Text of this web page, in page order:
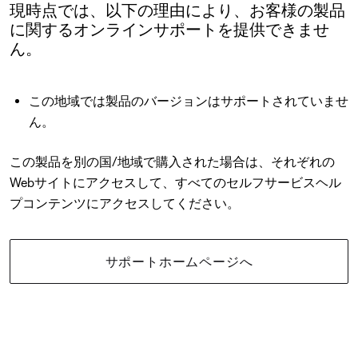
現時点では、以下の理由により、お客様の製品
に関するオンラインサポートを提供できませ
ん。
この地域では製品のバージョンはサポートされていませ
ん。
この製品を別の国/地域で購入された場合は、それぞれの
Webサイトにアクセスして、すべてのセルフサービスヘル
プコンテンツにアクセスしてください。
サポートホームページへ